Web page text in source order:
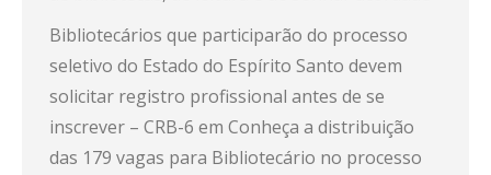
Bibliotecários que participarão do processo
seletivo do Estado do Espírito Santo devem
solicitar registro profissional antes de se
inscrever – CRB-6 em Conheça a distribuição
das 179 vagas para Bibliotecário no processo